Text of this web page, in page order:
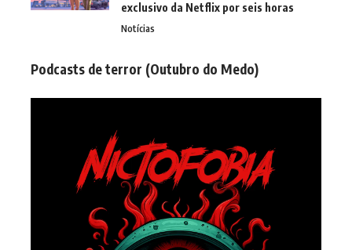
exclusivo da Netflix por seis horas
Notícias
Podcasts de terror (Outubro do Medo)